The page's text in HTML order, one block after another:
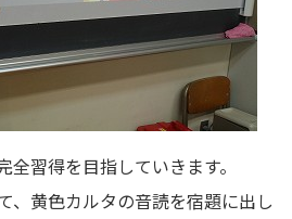
全習得を目指していきます。
、黄色カルタの音読を宿題に出し